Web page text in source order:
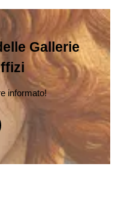
Gallerie
informato!